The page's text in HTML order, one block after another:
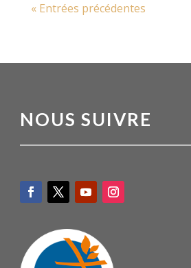
« Entrées précédentes
NOUS SUIVRE